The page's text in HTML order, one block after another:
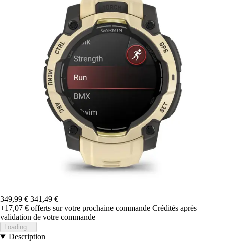
349,99 € 341,49 €
+17,07 € offerts sur votre prochaine commande Crédités après
validation de votre commande
Loading...
Description